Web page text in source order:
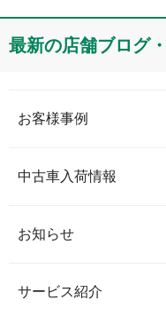
最新の店舗ブログ
お客様事例
中古車入荷情報
お知らせ
サービス紹介